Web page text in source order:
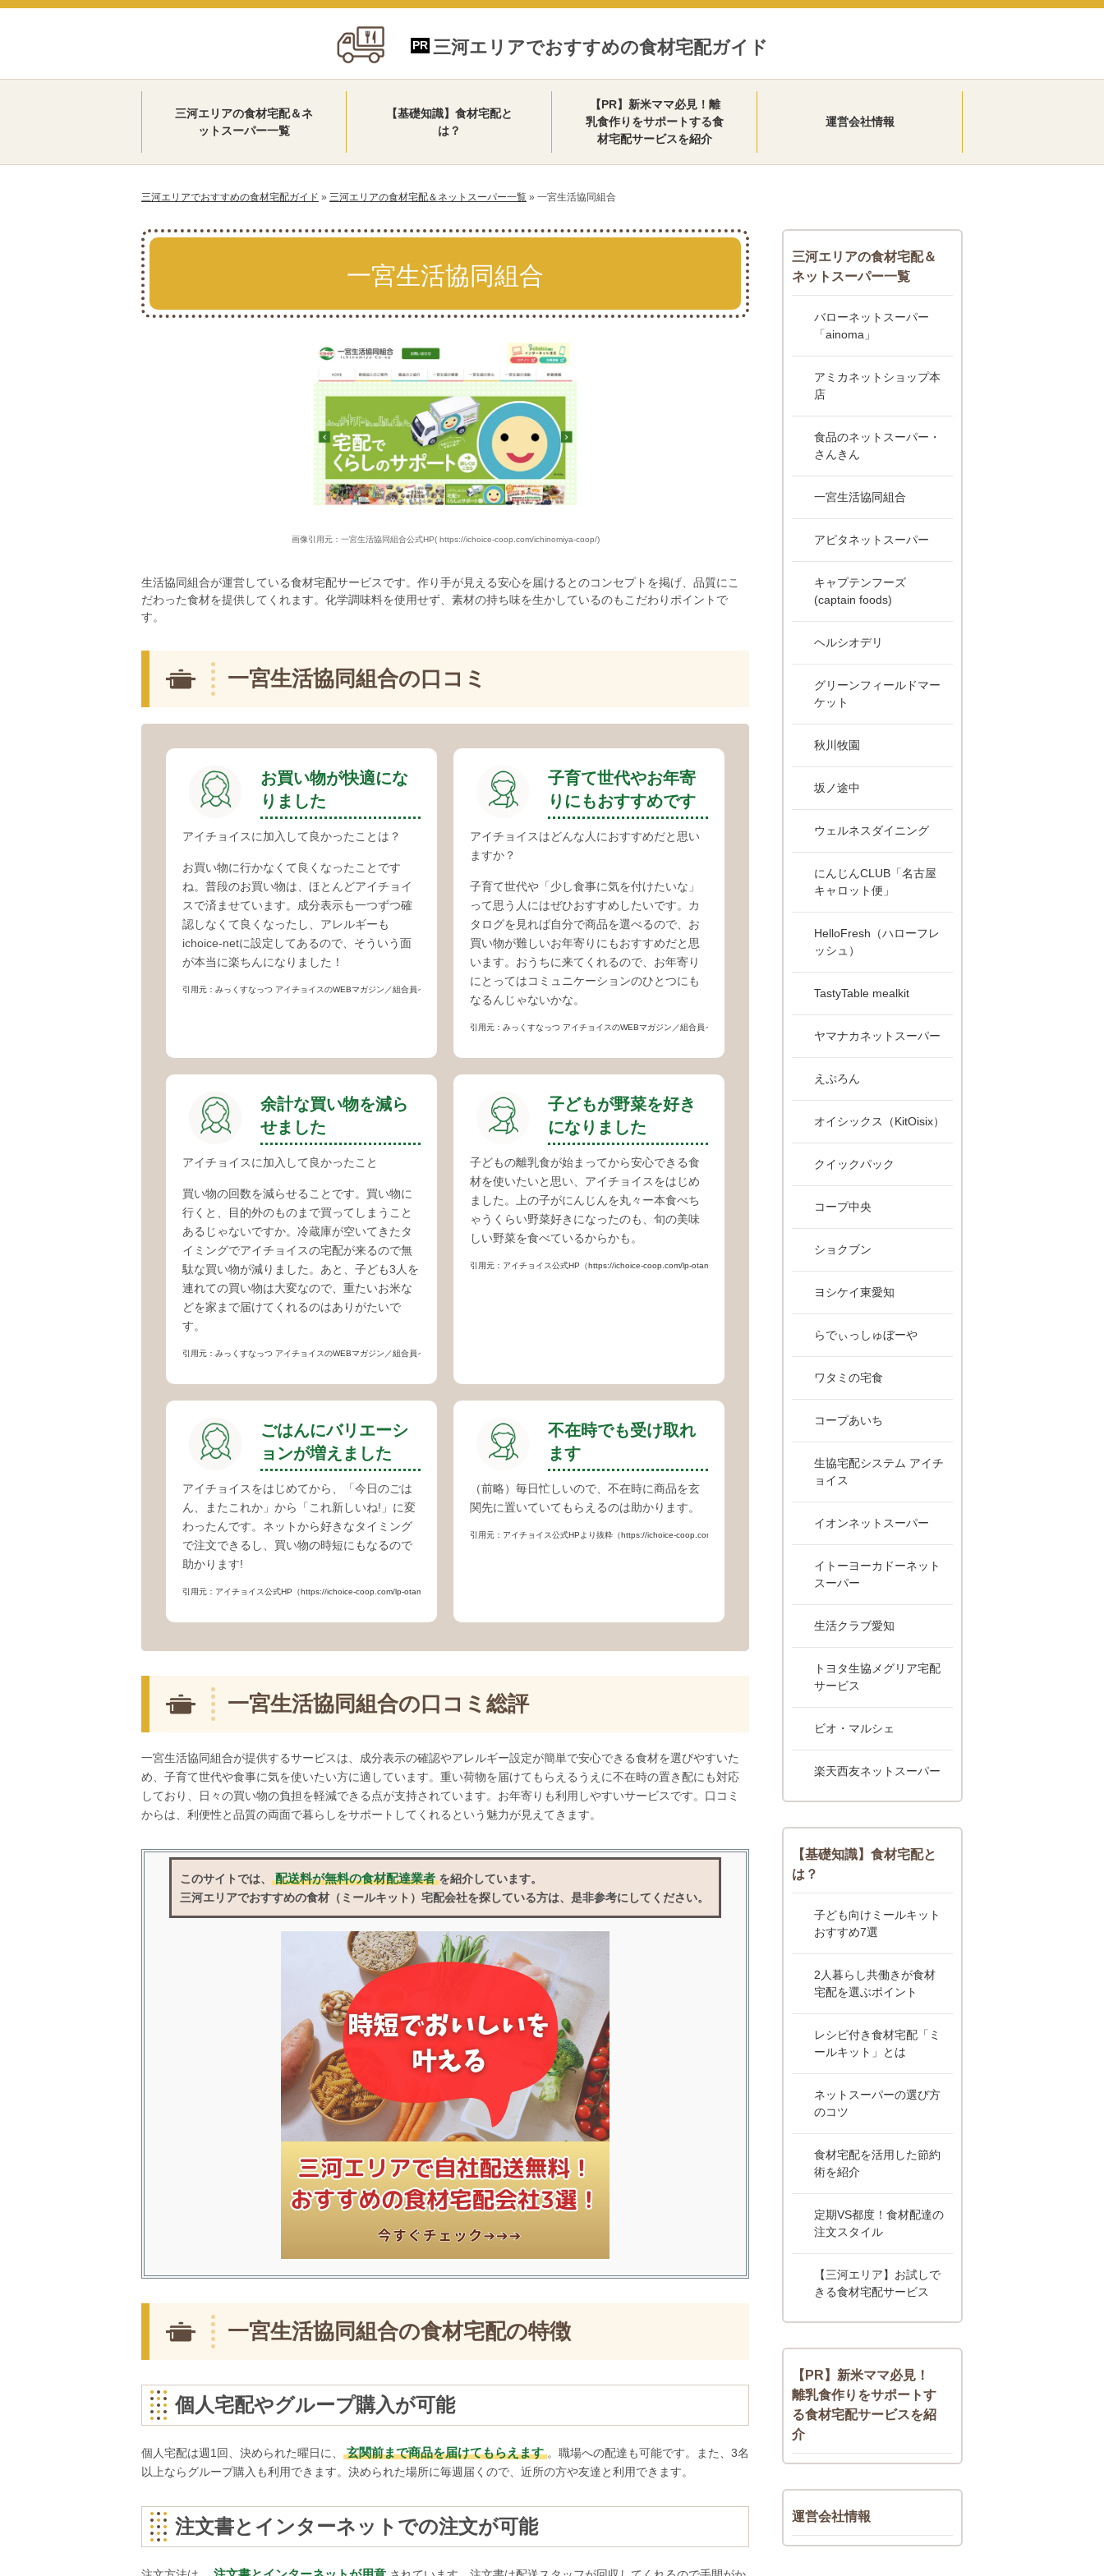
三河エリアでおすすめの食材宅配ガイド
三河エリアの食材宅配＆ネ
ットスーパー一覧
【基礎知識】食材宅配と
は？
【PR】新米ママ必見！離
乳食作りをサポートする食
材宅配サービスを紹介
運営会社情報
三河エリアでおすすめの食材宅配ガイド » 三河エリアの食材宅配＆ネットスーパー一覧 » 一宮生活協同組合
一宮生活協同組合
画像引用元：一宮生活協同組合公式HP( https://ichoice-coop.com/ichinomiya-coop/)
生活協同組合が運営している食材宅配サービスです。作り手が見える安心を届けるとのコンセプトを掲げ、品質にこ
だわった食材を提供してくれます。化学調味料を使用せず、素材の持ち味を生かしているのもこだわりポイントで
す。
一宮生活協同組合の口コミ
お買い物が快適にな
りました
アイチョイスに加入して良かったことは？
お買い物に行かなくて良くなったことです
ね。普段のお買い物は、ほとんどアイチョイ
スで済ませています。成分表示も一つずつ確
認しなくて良くなったし、アレルギーも
ichoice-netに設定してあるので、そういう面
が本当に楽ちんになりました！
引用元：みっくすなっつ アイチョイスのWEBマガジン／組合員インタビューより抜粋（https://www.mix-nuts.ichoice-coop.com/howto/howto-kumiaiin-interview-275/）
子育て世代やお年寄
りにもおすすめです
アイチョイスはどんな人におすすめだと思い
ますか？
子育て世代や「少し食事に気を付けたいな」
って思う人にはぜひおすすめしたいです。カ
タログを見れば自分で商品を選べるので、お
買い物が難しいお年寄りにもおすすめだと思
います。おうちに来てくれるので、お年寄り
にとってはコミュニケーションのひとつにも
なるんじゃないかな。
引用元：みっくすなっつ アイチョイスのWEBマガジン／組合員インタビューより抜粋（https://www.mix-nuts.ichoice-coop.com/howto/howto-kumiaiin-interview-297/）
余計な買い物を減ら
せました
アイチョイスに加入して良かったこと
買い物の回数を減らせることです。買い物に
行くと、目的外のものまで買ってしまうこと
あるじゃないですか。冷蔵庫が空いてきたタ
イミングでアイチョイスの宅配が来るので無
駄な買い物が減りました。あと、子ども3人を
連れての買い物は大変なので、重たいお米な
どを家まで届けてくれるのはありがたいで
す。
引用元：みっくすなっつ アイチョイスのWEBマガジン／組合員インタビューより抜粋（https://www.mix-nuts.ichoice-coop.com/howto/kumiaiin-interview283/）
子どもが野菜を好き
になりました
子どもの離乳食が始まってから安心できる食
材を使いたいと思い、アイチョイスをはじめ
ました。上の子がにんじんを丸々ー本食べち
ゃうくらい野菜好きになったのも、旬の美味
しい野菜を食べているからかも。
引用元：アイチョイス公式HP（https://ichoice-coop.com/lp-otameshi02/）
ごはんにバリエーシ
ョンが増えました
アイチョイスをはじめてから、「今日のごは
ん、またこれか」から「これ新しいね!」に変
わったんです。ネットから好きなタイミング
で注文できるし、買い物の時短にもなるので
助かります!
引用元：アイチョイス公式HP（https://ichoice-coop.com/lp-otameshi02/）
不在時でも受け取れ
ます
（前略）毎日忙しいので、不在時に商品を玄
関先に置いていてもらえるのは助かります。
引用元：アイチョイス公式HPより抜粋（https://ichoice-coop.com/lp-otameshi02/）
一宮生活協同組合の口コミ総評
一宮生活協同組合が提供するサービスは、成分表示の確認やアレルギー設定が簡単で安心できる食材を選びやすいた
め、子育て世代や食事に気を使いたい方に適しています。重い荷物を届けてもらえるうえに不在時の置き配にも対応
しており、日々の買い物の負担を軽減できる点が支持されています。お年寄りも利用しやすいサービスです。口コミ
からは、利便性と品質の両面で暮らしをサポートしてくれるという魅力が見えてきます。
このサイトでは、 配送料が無料の食材配達業者 を紹介しています。
三河エリアでおすすめの食材（ミールキット）宅配会社を探している方は、是非参考にしてください。
一宮生活協同組合の食材宅配の特徴
個人宅配やグループ購入が可能
個人宅配は週1回、決められた曜日に、 玄関前まで商品を届けてもらえます 。職場への配達も可能です。また、3名
以上ならグループ購入も利用できます。決められた場所に毎週届くので、近所の方や友達と利用できます。
注文書とインターネットでの注文が可能
三河エリアの食材宅配＆
ネットスーパー一覧
バローネットスーパー
「ainoma」
アミカネットショップ本
店
食品のネットスーパー・
さんきん
一宮生活協同組合
アピタネットスーパー
キャプテンフーズ
(captain foods)
ヘルシオデリ
グリーンフィールドマー
ケット
秋川牧園
坂ノ途中
ウェルネスダイニング
にんじんCLUB「名古屋
キャロット便」
HelloFresh（ハローフレ
ッシュ）
TastyTable mealkit
ヤマナカネットスーパー
えぷろん
オイシックス（KitOisix）
クイックパック
コープ中央
ショクブン
ヨシケイ東愛知
らでぃっしゅぼーや
ワタミの宅食
コープあいち
生協宅配システム アイチ
ョイス
イオンネットスーパー
イトーヨーカドーネット
スーパー
生活クラブ愛知
トヨタ生協メグリア宅配
サービス
ビオ・マルシェ
楽天西友ネットスーパー
【基礎知識】食材宅配と
は？
子ども向けミールキット
おすすめ7選
2人暮らし共働きが食材
宅配を選ぶポイント
レシピ付き食材宅配「ミ
ールキット」とは
ネットスーパーの選び方
のコツ
食材宅配を活用した節約
術を紹介
定期VS都度！食材配達の
注文スタイル
【三河エリア】お試しで
きる食材宅配サービス
【PR】新米ママ必見！
離乳食作りをサポートす
る食材宅配サービスを紹
介
運営会社情報